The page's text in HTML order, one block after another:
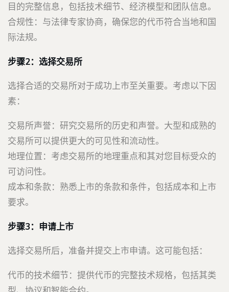
目的完整信息，包括技术细节、经济模型和团队信息。
合规性：与法律专家协商，确保您的代币符合当地和国
际法规。
步骤2：选择交易所
选择合适的交易所对于成功上市至关重要。考虑以下因
素：
交易所声誉：研究交易所的历史和声誉。大型和成熟的
交易所可以提供更大的可见性和流动性。
地理位置：考虑交易所的地理重点和其对您目标受众的
可访问性。
成本和条款：熟悉上市的条款和条件，包括成本和上市
要求。
步骤3：申请上市
选择交易所后，准备并提交上市申请。这可能包括：
代币的技术细节：提供代币的完整技术规格，包括其类